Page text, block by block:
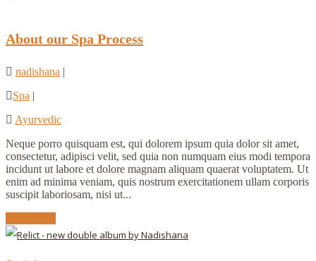
About our Spa Process
nadishana |
Spa |
Ayurvedic
Neque porro quisquam est, qui dolorem ipsum quia dolor sit amet,
consectetur, adipisci velit, sed quia non numquam eius modi tempora
incidunt ut labore et dolore magnam aliquam quaerat voluptatem. Ut
enim ad minima veniam, quis nostrum exercitationem ullam corporis
suscipit laboriosam, nisi ut...